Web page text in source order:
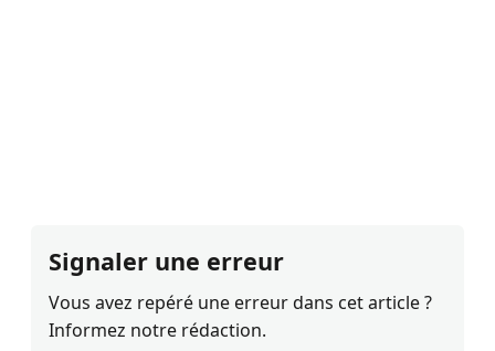
Signaler une erreur
Vous avez repéré une erreur dans cet article ?
Informez notre rédaction.